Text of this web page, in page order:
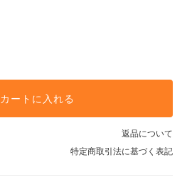
カートに入れる
返品について
特定商取引法に基づく表記